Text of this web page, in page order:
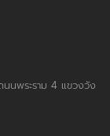
นพระราม 4 แขวงวัง